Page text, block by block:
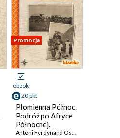
Promocja
ebook
20 pkt
Płomienna Północ.
Podróż po Afryce
Północnej.
Maroko
Antoni Ferdynand Ossendowski